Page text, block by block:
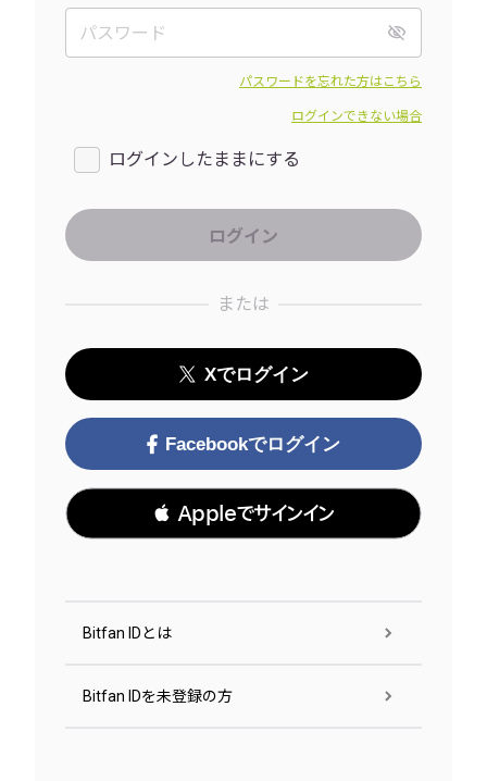
パスワードを忘れた方はこちら
ログインできない場合
ログインしたままにする
または
Xでログイン
Facebookでログイン
 Appleでサインイン
Bitfan IDとは
Bitfan IDを未登録の方